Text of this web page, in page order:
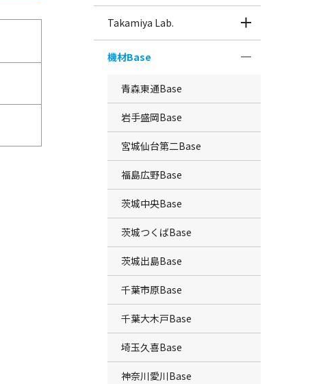
Takamiya Lab.
機材Base
青森東通Base
岩手盛岡Base
宮城仙台第二Base
福島広野Base
茨城中央Base
茨城つくばBase
茨城出島Base
千葉市原Base
千葉大木戸Base
埼玉久喜Base
神奈川愛川Base